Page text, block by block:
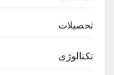
تحصیلات
تکنالوژی